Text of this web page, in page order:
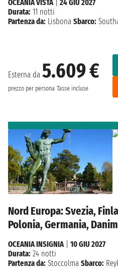
Esterna da 5.609 €
prezzo per persona Tasse incluse
OCEANIA VISTA
24 GIU 2027
Durata: 11 notti
Partenza da: Lisbona Sbarco:
Nord Europa: Svezia,
Polonia, Germania,
OCEANIA INSIGNIA| 10 GIU 2027
Durata: 24 notti
Partenza da: Stoccolma Sbarco: